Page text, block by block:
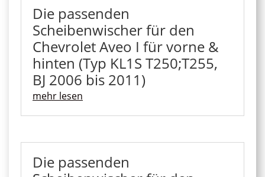
Die passenden
Scheibenwischer für den
Chevrolet Aveo I für vorne &
hinten (Typ KL1S T250;T255,
BJ 2006 bis 2011)
mehr lesen
Die passenden